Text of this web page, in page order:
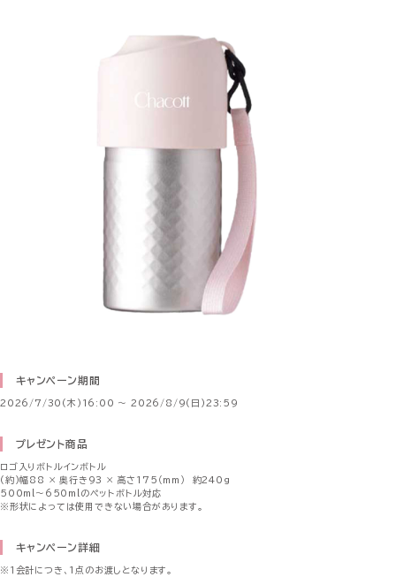
キャンペーン期間
2026/7/30(木)16:00 〜 2026/8/9(日)23:59
プレゼント商品
ロゴ入りボトルインボトル
(約)幅88 × 奥行き93 × 高さ175（mm） 約240g
500ml～650mlのペットボトル対応
※形状によっては使用できない場合があります。
キャンペーン詳細
※１会計につき、1点のお渡しとなります。